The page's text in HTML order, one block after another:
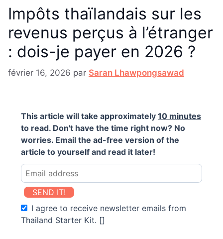
Impôts thaïlandais sur les
revenus perçus à l’étranger
: dois-je payer en 2026 ?
février 16, 2026 par Saran Lhawpongsawad
This article will take approximately 10 minutes
to read. Don't have the time right now? No
worries. Email the ad-free version of the
article to yourself and read it later!
SEND IT!
I agree to receive newsletter emails from
Thailand Starter Kit. []